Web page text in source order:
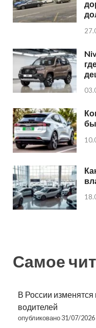
Самое
В России изменятся
водителей
опубликовано 31/07/2026